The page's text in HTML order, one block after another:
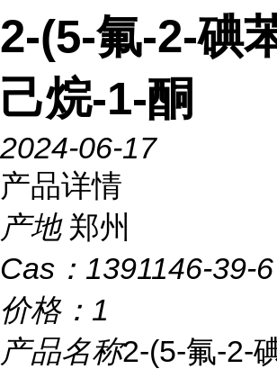
2-(5-氟-2-碘
己烷-1-酮
2024-06-17
产品详情
产地 郑州
Cas： 1391146-39-6
价格： 1
产品名称2-(5-氟-2-